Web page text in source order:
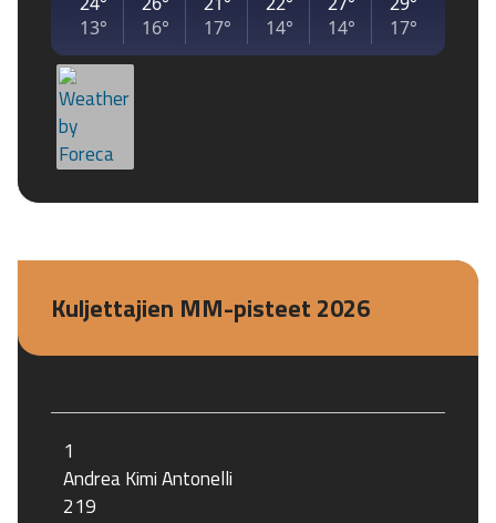
Kuljettajien MM-pisteet 2026
1
Andrea Kimi Antonelli
219